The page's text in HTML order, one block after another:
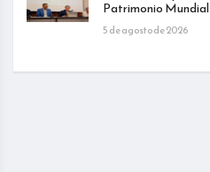
Patrimonio Mundial
5 de agosto de 2026